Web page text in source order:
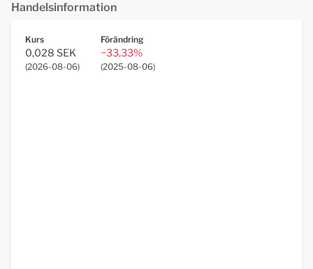
Handelsinformation
Kurs
0,028 SEK
(2026-08-06)
Förändring
−33,33%
(2025-08-06)